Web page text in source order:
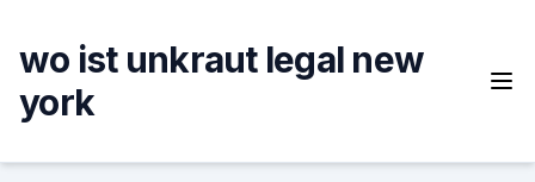
content
wo ist unkraut legal new
york